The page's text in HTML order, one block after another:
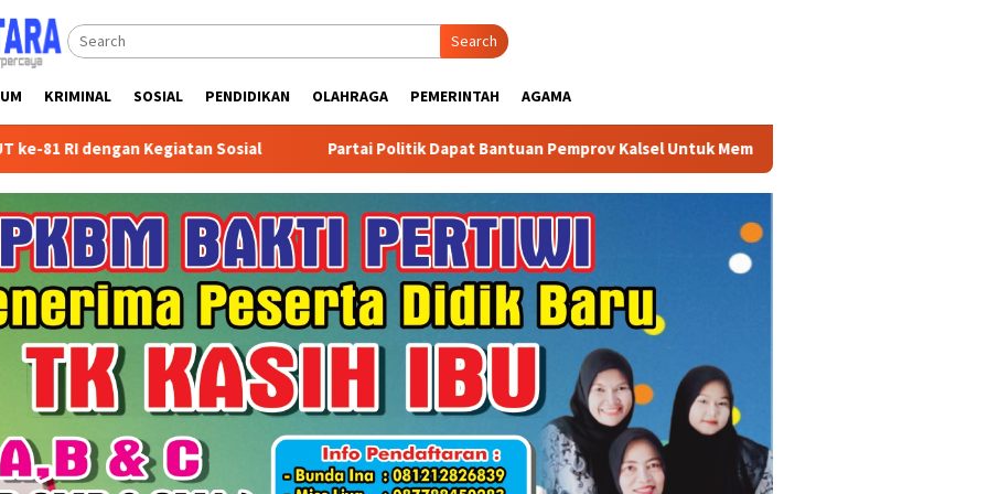
Search
KRIMINAL SOSIAL PENDIDIKAN OLAHRAGA PEMERINTAH AGAMA
Kegiatan Sosial Partai Politik Dapat Bantuan Pemprov Kalsel Untuk Memperkuat Kelembagaan dan Peningkatan